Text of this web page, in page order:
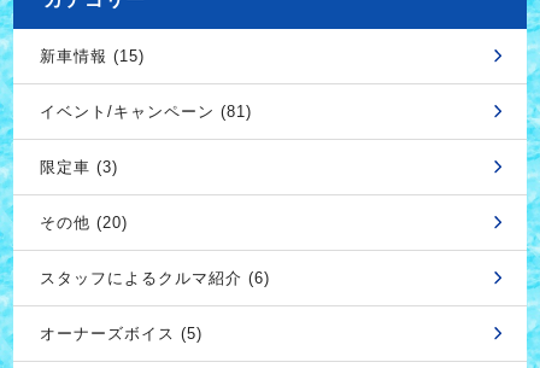
新車情報 (15)
イベント/キャンペーン (81)
限定車 (3)
その他 (20)
スタッフによるクルマ紹介 (6)
オーナーズボイス (5)